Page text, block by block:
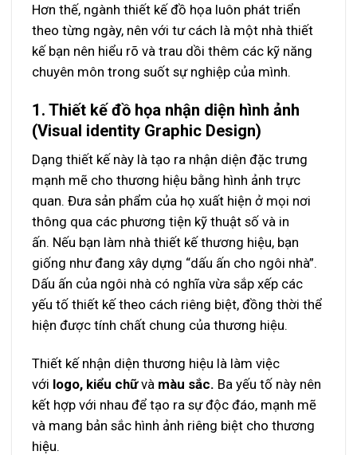
Hơn thế, ngành thiết kế đồ họa luôn phát triển
theo từng ngày, nên với tư cách là một nhà thiết
kế bạn nên hiểu rõ và trau dồi thêm các kỹ năng
chuyên môn trong suốt sự nghiệp của mình.
1. Thiết kế đồ họa nhận diện hình ảnh
(Visual identity Graphic Design)
Dạng thiết kế này là tạo ra nhận diện đặc trưng
mạnh mẽ cho thương hiệu bằng hình ảnh trực
quan. Đưa sản phẩm của họ xuất hiện ở mọi nơi
thông qua các phương tiện kỹ thuật số và in
ấn. Nếu bạn làm nhà thiết kế thương hiệu, bạn
giống như đang xây dựng “dấu ấn cho ngôi nhà”.
Dấu ấn của ngôi nhà có nghĩa vừa sắp xếp các
yếu tố thiết kế theo cách riêng biệt, đồng thời thể
hiện được tính chất chung của thương hiệu.
Thiết kế nhận diện thương hiệu là làm việc
với logo, kiểu chữvà màu sắc. Ba yếu tố này nên
kết hợp với nhau để tạo ra sự độc đáo, mạnh mẽ
và mang bản sắc hình ảnh riêng biệt cho thương
hiệu.